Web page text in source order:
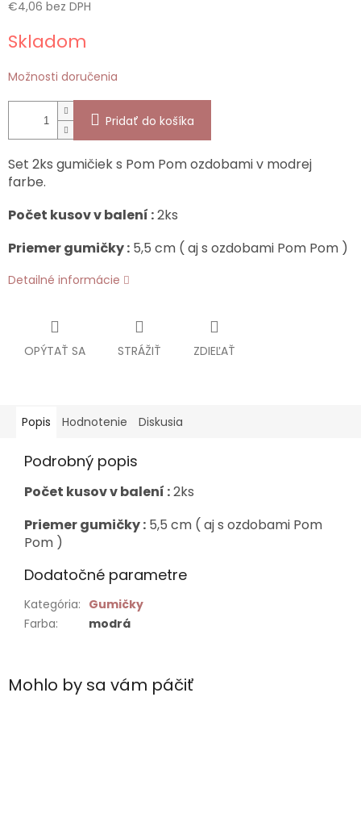
€4,06 bez DPH
cena:
Skladom
Možnosti doručenia
Pridať do košíka
Set 2ks gumičiek s Pom Pom ozdobami v modrej
farbe.
Počet kusov v balení :2ks
Priemer gumičky : 5,5 cm ( aj s ozdobami Pom Pom )
Detailné informácie
OPÝTAŤ SA STRÁŽIŤ ZDIEĽAŤ
Mohlo by sa vám páčiť
Popis Hodnotenie Diskusia
Podrobný popis
Počet kusov v balení :2ks
Priemer gumičky : 5,5 cm ( aj s ozdobami Pom
Pom )
Dodatočné parametre
Kategória: Gumičky
Farba: modrá